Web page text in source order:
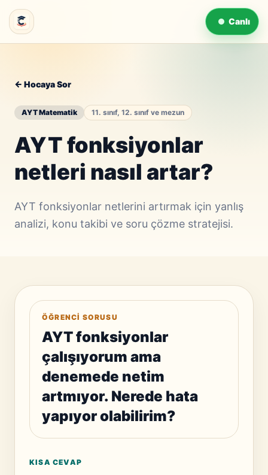
Canlı
← Hocaya Sor
AYT Matematik 11. sınıf, 12. sınıf ve mezun
AYT fonksiyonlar
netleri nasıl artar?
AYT fonksiyonlar netlerini artırmak için yanlış
analizi, konu takibi ve soru çözme stratejisi.
ÖĞRENCI SORUSU
AYT fonksiyonlar
çalışıyorum ama
denemede netim
artmıyor. Nerede hata
yapıyor olabilirim?
KISA CEVAP